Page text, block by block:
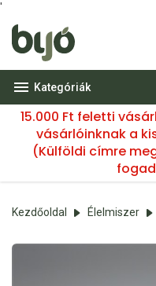
'
Kategóriák
15.000 Ft feletti
vásárlóinknak a
(Külföldi címre
Kezdőoldal Élelmiszer